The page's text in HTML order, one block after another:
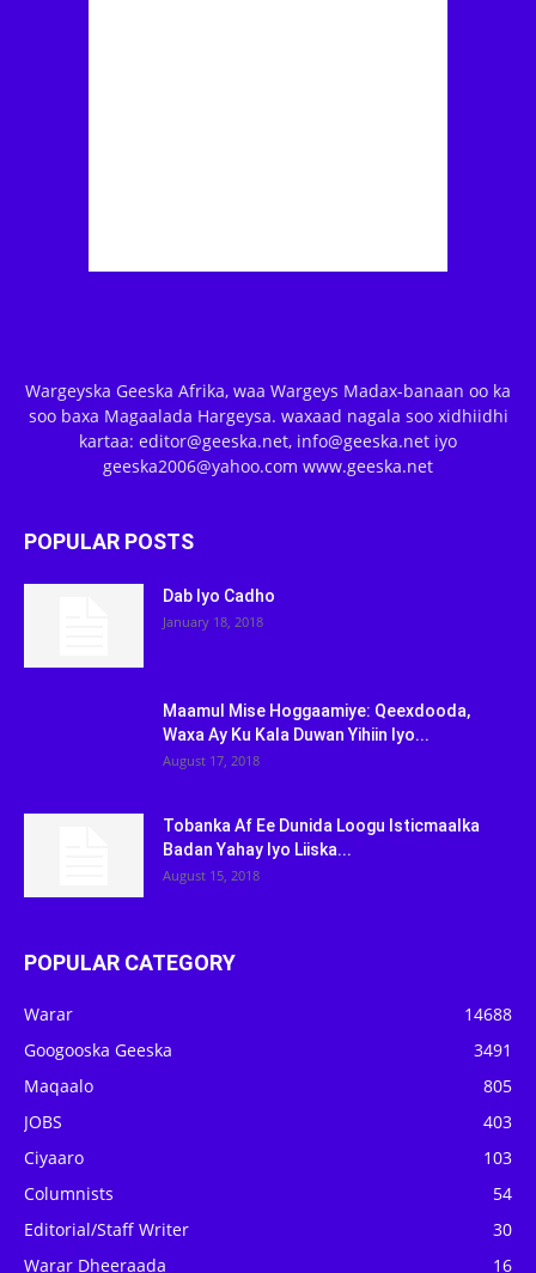
Wargeyska Geeska Afrika, waa Wargeys Madax-banaan oo ka
soo baxa Magaalada Hargeysa. waxaad nagala soo xidhiidhi
kartaa: editor@geeska.net, info@geeska.net iyo
geeska2006@yahoo.com www.geeska.net
POPULAR POSTS
Dab Iyo Cadho
January 18, 2018
Maamul Mise Hoggaamiye: Qeexdooda,
Waxa Ay Ku Kala Duwan Yihiin Iyo...
August 17, 2018
Tobanka Af Ee Dunida Loogu Isticmaalka
Badan Yahay Iyo Liiska...
August 15, 2018
POPULAR CATEGORY
Warar
14688
Googooska Geeska
3491
Maqaalo
805
JOBS
403
Ciyaaro
103
Columnists
54
Editorial/Staff Writer
30
Warar Dheeraada
16